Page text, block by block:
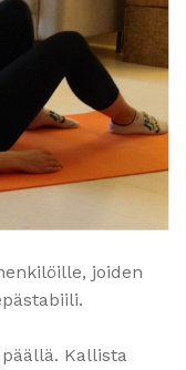
joiden
Kallista